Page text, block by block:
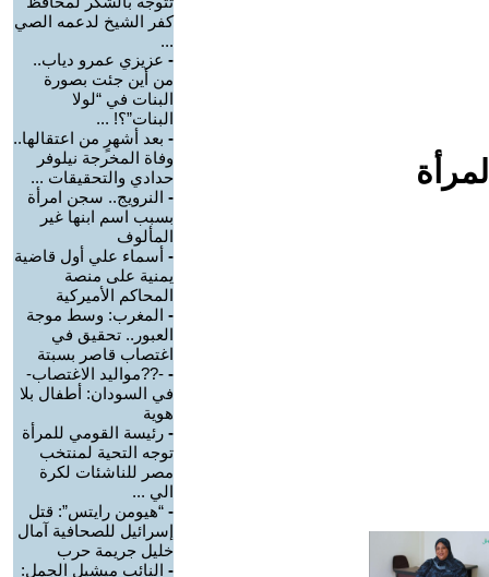
كفر الشيخ لدعمه الصي
...
- عزيزي عمرو دياب..
من أين جئت بصورة
البنات في “لولا
البنات”؟! ...
- بعد أشهرٍ من اعتقالها..
وفاة المخرجة نيلوفر
حدادي والتحقيقات ...
- النرويج.. سجن امرأة
بسبب اسم ابنها غير
المألوف
- أسماء علي أول قاضية
يمنية على منصة
المحاكم الأميركية
- المغرب: وسط موجة
العبور.. تحقيق في
اغتصاب قاصر بسبتة
- -??مواليد الاغتصاب-
في السودان: أطفال بلا
هوية
- رئيسة القومي للمرأة
توجه التحية لمنتخب
مصر للناشئات لكرة
الي ...
- “هيومن رايتس”: قتل
إسرائيل للصحافية آمال
خليل جريمة حرب
- النائب ميشيل الجمل: